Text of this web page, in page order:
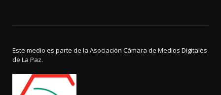
Este medio es parte de la Asociación Cámara de Medios Digitales
de La Paz.